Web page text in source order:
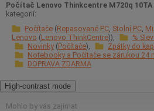
Počítač Lenovo Thinkcentre M720q 10TA
kategorií:
Počítače Repasované PC Stolní PC
Lenovo Lenovo ThinkCentre %
Novinky Počítače Zpátky do
Notebooky a Počítače se zárukou 24
DOPRAVA ZDARMA
High-contrast mode
Mohlo by vás zajímat